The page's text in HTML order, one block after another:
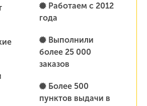
Работаем с 2012
года
Выполнили
более 25 000
заказов
Более 500
пунктов выдачи в